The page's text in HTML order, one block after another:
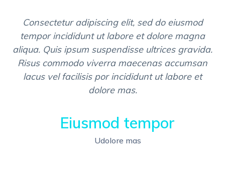
Consectetur adipiscing elit, sed do eiusmod
tempor incididunt ut labore et dolore magna
aliqua. Quis ipsum suspendisse ultrices gravida.
Risus commodo viverra maecenas accumsan
lacus vel facilisis por incididunt ut labore et
dolore mas.
Eiusmod tempor
Udolore mas